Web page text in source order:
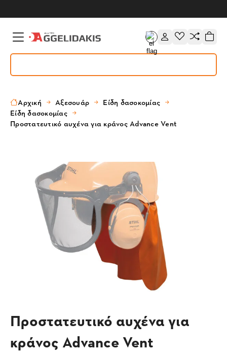
Αρχική Αξεσουάρ
Είδη δασοκομίας
Είδη δασοκομίας
Προστατευτικό αυχένα για κράνος Advance Vent
Προστατευτικό αυχένα για
κράνος Advance Vent